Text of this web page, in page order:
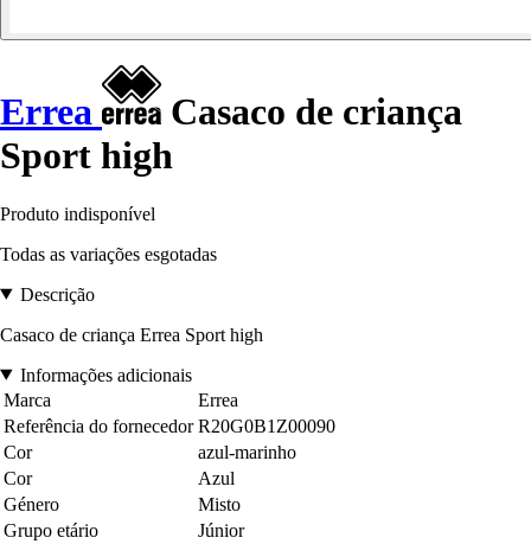
Errea
Casaco de criança
Sport high
Produto indisponível
Todas as variações esgotadas
Descrição
Casaco de criança Errea Sport high
Informações adicionais
Marca
Errea
Referência do fornecedor R20G0B1Z00090
Cor
azul-marinho
Cor
Azul
Género
Misto
Grupo etário
Júnior